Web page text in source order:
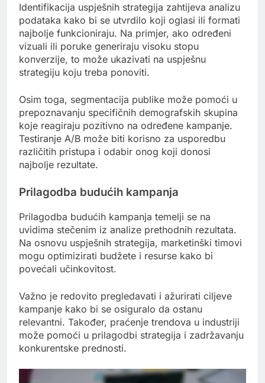
Identifikacija uspješnih strategija zahtijeva analizu
podataka kako bi se utvrdilo koji oglasi ili formati
najbolje funkcioniraju. Na primjer, ako određeni
vizuali ili poruke generiraju visoku stopu
konverzije, to može ukazivati na uspješnu
strategiju koju treba ponoviti.
Osim toga, segmentacija publike može pomoći u
prepoznavanju specifičnih demografskih skupina
koje reagiraju pozitivno na određene kampanje.
Testiranje A/B može biti korisno za usporedbu
različitih pristupa i odabir onog koji donosi
najbolje rezultate.
Prilagodba budućih kampanja
Prilagodba budućih kampanja temelji se na
uvidima stečenim iz analize prethodnih rezultata.
Na osnovu uspješnih strategija, marketinški timovi
mogu optimizirati budžete i resurse kako bi
povećali učinkovitost.
Važno je redovito pregledavati i ažurirati ciljeve
kampanje kako bi se osiguralo da ostanu
relevantni. Također, praćenje trendova u industriji
može pomoći u prilagodbi strategija i zadržavanju
konkurentske prednosti.